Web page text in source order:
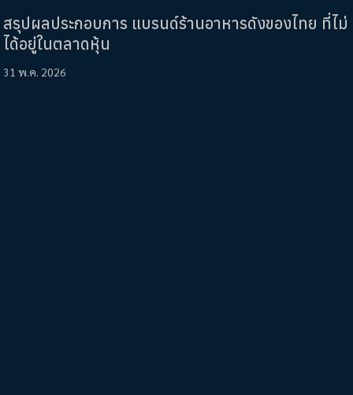
สรุปผลประกอบการ แบรนด์ร้านอาหารดังของไทย ที่ไม่
ได้อยู่ในตลาดหุ้น
31 พ.ค. 2026